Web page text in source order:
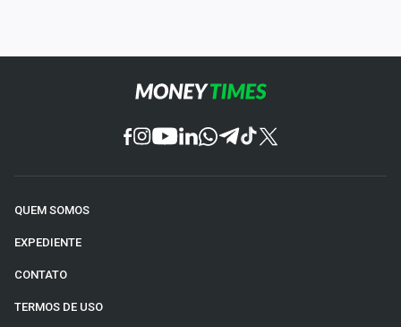
QUEM SOMOS
EXPEDIENTE
CONTATO
TERMOS DE USO